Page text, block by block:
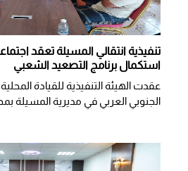
تنفيذية انتقالي المسيلة تعقد
استكمال برنامج التصعيد الشعبي
عقدت الهيئة التنفيذية للقيادة
الجنوبي العربي في مديرية المسيلة